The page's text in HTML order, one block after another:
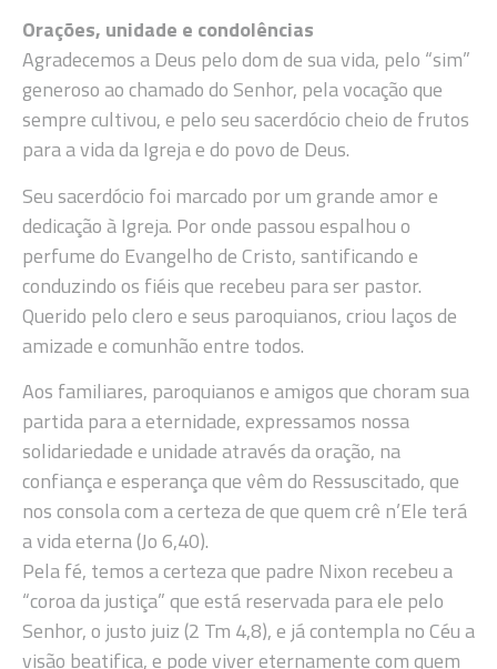
Orações, unidade e condolências
Agradecemos a Deus pelo dom de sua vida, pelo “sim”
generoso ao chamado do Senhor, pela vocação que
sempre cultivou, e pelo seu sacerdócio cheio de frutos
para a vida da Igreja e do povo de Deus.
Seu sacerdócio foi marcado por um grande amor e
dedicação à Igreja. Por onde passou espalhou o
perfume do Evangelho de Cristo, santificando e
conduzindo os fiéis que recebeu para ser pastor.
Querido pelo clero e seus paroquianos, criou laços de
amizade e comunhão entre todos.
Aos familiares, paroquianos e amigos que choram sua
partida para a eternidade, expressamos nossa
solidariedade e unidade através da oração, na
confiança e esperança que vêm do Ressuscitado, que
nos consola com a certeza de que quem crê n’Ele terá
a vida eterna (Jo 6,40).
Pela fé, temos a certeza que padre Nixon recebeu a
“coroa da justiça” que está reservada para ele pelo
Senhor, o justo juiz (2 Tm 4,8), e já contempla no Céu a
visão beatifica, e pode viver eternamente com quem